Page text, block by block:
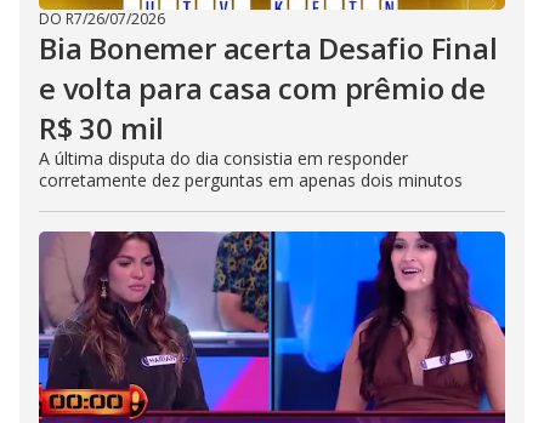
DO R7/26/07/2026
Bia Bonemer acerta Desafio Final
e volta para casa com prêmio de
R$ 30 mil
A última disputa do dia consistia em responder
corretamente dez perguntas em apenas dois minutos